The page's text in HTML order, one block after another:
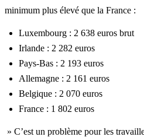
minimum plus élevé que la France :
Luxembourg : 2 638 euros brut
Irlande : 2 282 euros
Pays-Bas : 2 193 euros
Allemagne : 2 161 euros
Belgique : 2 070 euros
France : 1 802 euros
» C’est un problème pour les